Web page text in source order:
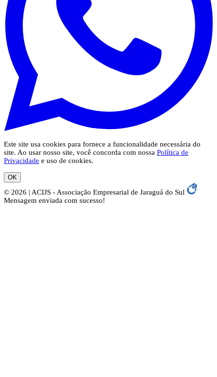
Este site usa cookies para fornece a funcionalidade necessária do
site. Ao usar nosso site, você concorda com nossa Política de
Privacidade e uso de cookies.
OK
© 2026 | ACIJS - Associação Empresarial de Jaraguá do Sul
Mensagem enviada com sucesso!